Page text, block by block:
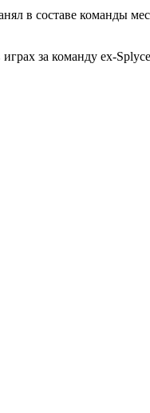
в составе
за команду ex-